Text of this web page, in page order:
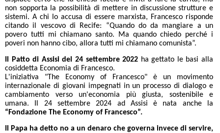
non sopporta la possibilità di mettere in discussione strutture e
sistemi. A chi lo accusa di essere marxista, Francesco risponde
citando il vescovo di Recife: “Quando do da mangiare a un
povero tutti mi chiamano santo. Ma quando chiedo perché i
poveri non hanno cibo, allora tutti mi chiamano comunista”.
Il Patto di Assisi del 24 settembre 2022 ha gettato le basi alla
cosiddetta Economia di Francesco.
L'iniziativa "The Economy of Francesco" è un movimento
internazionale di giovani impegnati in un processo di dialogo e
cambiamento verso un'economia più giusta, sostenibile e
umana. Il 24 settembre 2024 ad Assisi è nata anche la
“Fondazione The Economy of Francesco”.
Il Papa ha detto no a un denaro che governa invece di servire,